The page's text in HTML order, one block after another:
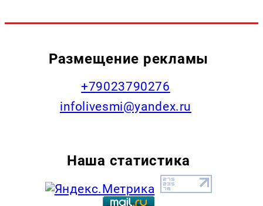
Размещение рекламы
+79023790276
infolivesmi@yandex.ru
Наша статистика